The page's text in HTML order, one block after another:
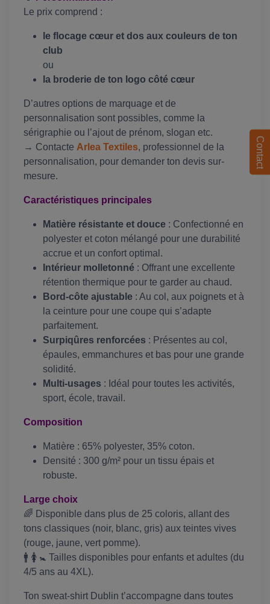
Le prix comprend :
le flocage cœur et dos aux couleurs de ton
club
ou
la broderie de ton logo côté cœur
D’autres options de marquage et de
personnalisation sont possibles, comme la
sérigraphie ou l’ajout de prénom, slogan etc.
→ Contacte Arlea Textiles, professionnel de la
personnalisation, pour demander ton devis sur-
mesure.
Caractéristiques principales
Matière résistante et douce : Confectionné en
polyester et coton mélangé pour une durabilité
accrue et un confort optimal.
Intérieur molletonné : Offrant une excellente
rétention thermique pour te garder au chaud.
Bord-côte ajustable : Au col, aux poignets et à
la ceinture pour une coupe qui s’adapte
parfaitement.
Surpiqûres renforcées : Présentes au col,
épaules, emmanchures et bas pour une grande
solidité.
Multi-usages : Idéal pour toutes les activités,
sport, école, travail.
Composition
Matière : 65% polyester, 35% coton.
Densité : 300 g/m² pour un tissu épais et
robuste.
Large choix
🌈 Disponible dans plus de 25 coloris, allant des
tons classiques (noir, blanc, gris) aux teintes vives
(rouge, jaune, vert pomme).
🚹 🚺 🚼 Tailles disponibles pour enfants et adultes (du
4/5 ans au 4XL).
Ton sweat-shirt Dublin t’accompagne dans toutes
Contact